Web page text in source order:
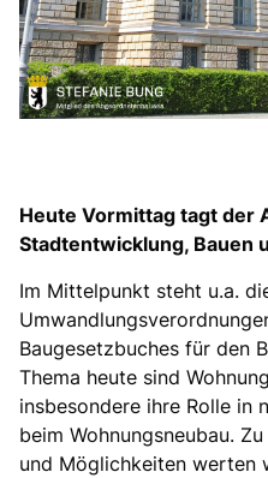
Heute Vormittag tagt der
Stadtentwicklung, Bauen
Im Mittelpunkt steht u.a.
Baugesetzbuches für den
Thema heute sind
insbesondere ihre Rolle in
beim Wohnungsneubau.
und Möglichkeiten werten